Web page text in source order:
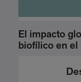
El impacto
biofílico en el